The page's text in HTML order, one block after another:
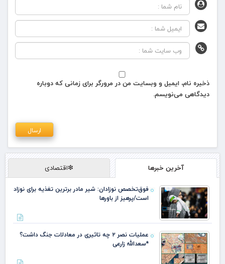
ذخیره نام، ایمیل و وبسایت من در مرورگر برای زمانی که دوباره
دیدگاهی می‌نویسم.
آخرین خبرها ❇اقتصادی
فوق‌تخصص نوزادان: شیر مادر برترین تغذیه برای نوزاد
است/پرهیز از باورها
عملیات نصر ۲ چه تاثیری در معادلات جنگ داشت؟
*سعدالله زارعی